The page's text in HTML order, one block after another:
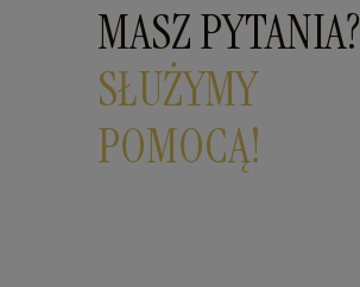
MASZ PYTANIA?
SŁUŻYMY
POMOCĄ!